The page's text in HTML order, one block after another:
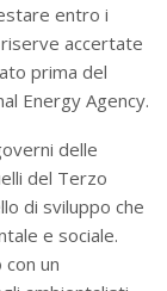
entro i
accertate
prima del
Energy Agency.
delle
del Terzo
di sviluppo che
e sociale.
un